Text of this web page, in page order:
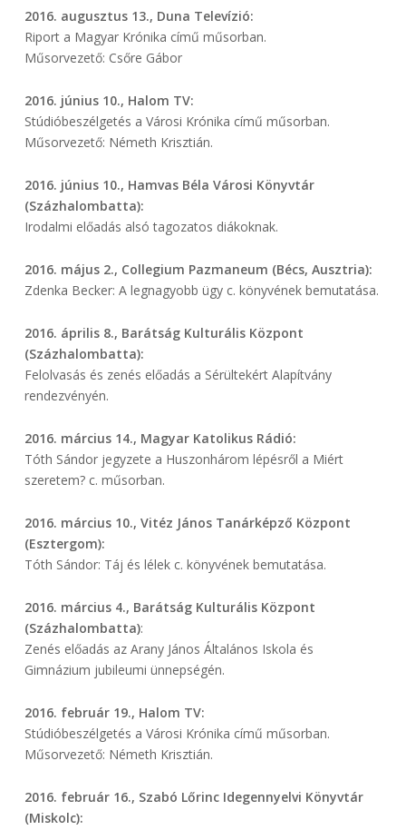
2016. augusztus 13., Duna Televízió:
Riport a Magyar Krónika című műsorban.
Műsorvezető: Csőre Gábor
2016. június 10., Halom TV:
Stúdióbeszélgetés a Városi Krónika című műsorban.
Műsorvezető: Németh Krisztián.
2016. június 10., Hamvas Béla Városi Könyvtár
(Százhalombatta):
Irodalmi előadás alsó tagozatos diákoknak.
2016. május 2., Collegium Pazmaneum (Bécs, Ausztria):
Zdenka Becker: A legnagyobb ügy c. könyvének bemutatása.
2016. április 8., Barátság Kulturális Központ
(Százhalombatta):
Felolvasás és zenés előadás a Sérültekért Alapítvány
rendezvényén.
2016. március 14., Magyar Katolikus Rádió:
Tóth Sándor jegyzete a Huszonhárom lépésről a Miért
szeretem? c. műsorban.
2016. március 10., Vitéz János Tanárképző Központ
(Esztergom):
Tóth Sándor: Táj és lélek c. könyvének bemutatása.
2016. március 4., Barátság Kulturális Központ
(Százhalombatta):
Zenés előadás az Arany János Általános Iskola és
Gimnázium jubileumi ünnepségén.
2016. február 19., Halom TV:
Stúdióbeszélgetés a Városi Krónika című műsorban.
Műsorvezető: Németh Krisztián.
2016. február 16., Szabó Lőrinc Idegennyelvi Könyvtár
(Miskolc):